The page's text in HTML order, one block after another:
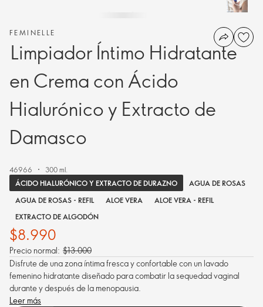
FEMINELLE
Limpiador Íntimo Hidratante
en Crema con Ácido
Hialurónico y Extracto de
Damasco
46966
300 ml.
ÁCIDO HIALURÓNICO Y EXTRACTO DE DURAZNO
AGUA DE ROSAS
AGUA DE ROSAS - REFIL
ALOE VERA
ALOE VERA - REFIL
EXTRACTO DE ALGODÓN
$8.990
Precio normal: $13.000
Disfrute de una zona íntima fresca y confortable con un lavado
femenino hidratante diseñado para combatir la sequedad vaginal
durante y después de la menopausia.
Leer más